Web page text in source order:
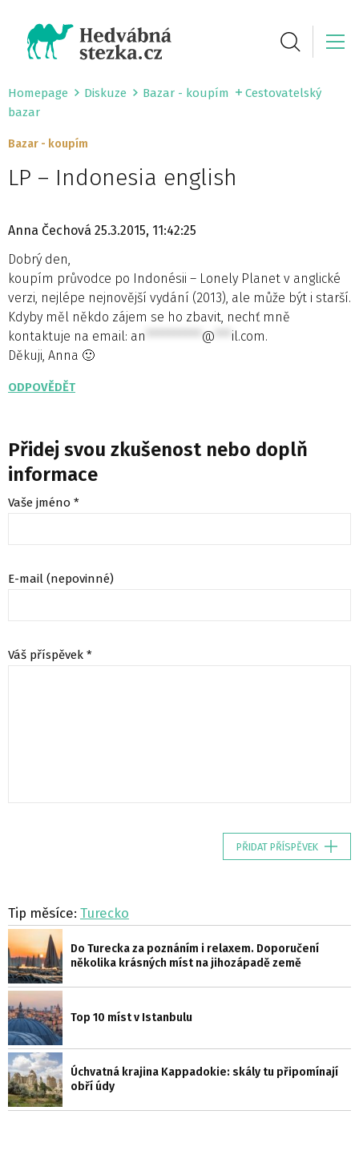
Homepage Diskuze Bazar - koupím
Cestovatelský
bazar
Bazar - koupím
LP – Indonesia english
Anna Čechová 25.3.2015, 11:42:25
Dobrý den,
koupím průvodce po Indonésii – Lonely Planet v anglické
verzi, nejlépe nejnovější vydání (2013), ale může být i starší.
Kdyby měl někdo zájem se ho zbavit, nechť mně
kontaktuje na email: an ********** @ *** il.com.
Děkuji, Anna 🙂
ODPOVĚDĚT
Přidej svou zkušenost nebo doplň
informace
Vaše jméno *
E-mail (nepovinné)
Váš příspěvek *
PŘIDAT PŘÍSPĚVEK
Tip měsíce: Turecko
Do Turecka za poznáním i relaxem. Doporučení
několika krásných míst na jihozápadě země
Top 10 míst v Istanbulu
Úchvatná krajina Kappadokie: skály tu připomínají
obří údy